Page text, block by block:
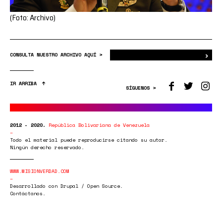
(Foto: Archivo)
CONSULTA NUESTRO ARCHIVO AQUÍ > ›
IR ARRIBA
SÍGUENOS >
2012 - 2020. República Bolivariana de Venezuela
Todo el material puede reproducirse citando su autor.
Ningún derecho reservado.
WWW.MISIONVERDAD.COM
Desarrollado con Drupal / Open Source.
Contáctanos.